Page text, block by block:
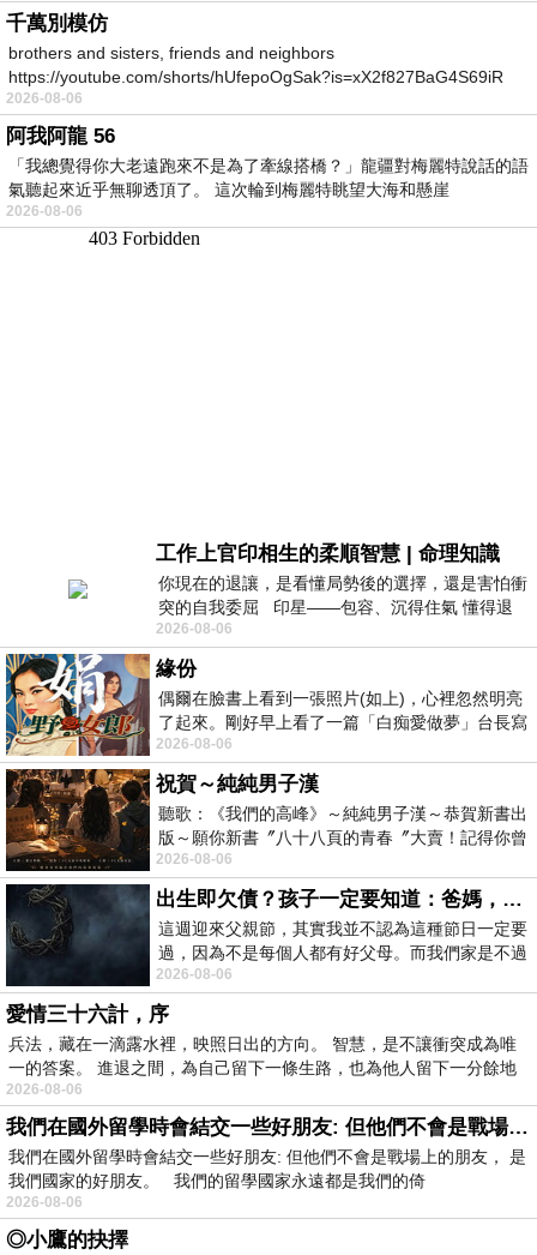
千萬別模仿
brothers and sisters, friends and neighbors
https://youtube.com/shorts/hUfepoOgSak?is=xX2f827BaG4S69iR
https
2026-08-06
阿我阿龍 56
「我總覺得你大老遠跑來不是為了牽線搭橋？」龍疆對梅麗特說話的語
氣聽起來近乎無聊透頂了。 這次輪到梅麗特眺望大海和懸崖
2026-08-06
工作上官印相生的柔順智慧 | 命理知識
你現在的退讓，是看懂局勢後的選擇，還是害怕衝
突的自我委屈 印星——包容、沉得住氣 懂得退
一步觀察，不會
2026-08-06
緣份
偶爾在臉書上看到一張照片(如上)，心裡忽然明亮
了起來。剛好早上看了一篇「白痴愛做夢」台長寫
的貼文，在回顧年輕時瘋狂愛上
2026-08-06
祝賀～純純男子漢
聽歌：《我們的高峰》～純純男子漢～恭賀新書出
版～願你新書〞八十八頁的青春〞大賣！記得你曾
經在我的版留言…「好讚的圖^^感覺大家
2026-08-06
出生即欠債？孩子一定要知道：爸媽，其實我不欠你們
這週迎來父親節，其實我並不認為這種節日一定要
過，因為不是每個人都有好父母。而我們家是不過
節的，平時也沒什麼儀式感，生活趨近冷
2026-08-06
愛情三十六計，序
兵法，藏在一滴露水裡，映照日出的方向。 智慧，是不讓衝突成為唯
一的答案。 進退之間，為自己留下一條生路，也為他人留下一分餘地
2026-08-06
我們在國外留學時會結交一些好朋友: 但他們不會是戰場上的朋友
我們在國外留學時會結交一些好朋友: 但他們不會是戰場上的朋友， 是
我們國家的好朋友。 我們的留學國家永遠都是我們的倚
2026-08-06
◎小鷹的抉擇